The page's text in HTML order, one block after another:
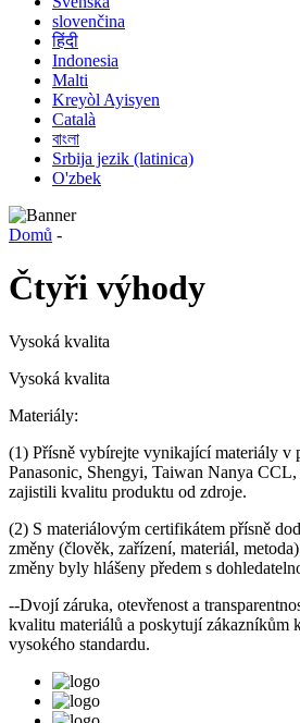
slovenčina
हिंदी
Indonesia
Malti
Kreyòl Ayisyen
Català
বাংলা
Srbija jezik (latinica)
O'zbek
Domů -
Čtyři výhody
Vysoká kvalita
Vysoká kvalita
Materiály:
(1) Přísně vybírejte vynikající materiály v
Panasonic, Shengyi, Taiwan Nanya
zajistili kvalitu produktu od zdroje.
(2) S materiálovým certifikátem přísně
změny (člověk, zařízení, materiál,
změny byly hlášeny předem s
--Dvojí záruka, otevřenost a
kvalitu materiálů a poskytují zákazníkům
vysokého standardu.